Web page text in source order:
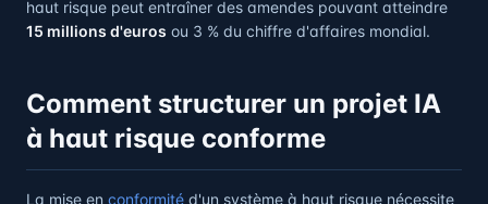
haut risque peut entraîner des amendes pouvant atteindre
15 millions d'euros ou 3 % du chiffre d'affaires mondial.
Comment structurer un projet IA
à haut risque conforme
La mise en conformité d'un système à haut risque nécessite